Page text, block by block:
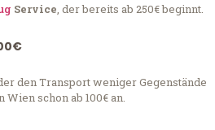
Service, der bereits ab 250€ beginnt.
den Transport weniger Gegenstände
Wien schon ab 100€ an.